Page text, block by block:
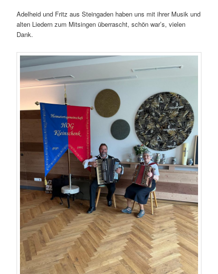
Adelheid und Fritz aus Steingaden haben uns mit ihrer Musik und
alten Liedern zum Mitsingen überrascht, schön war’s, vielen
Dank.